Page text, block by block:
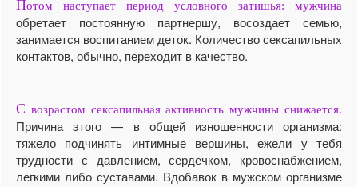
Потом наступает период условного затишья: мужчина
обретает постоянную партнершу, восоздает семью,
занимается воспитанием деток. Количество сексапильных
контактов, обычно, переходит в качество.
С возрастом сексапильная активность мужчины снижается.
Причина этого — в общей изношенности организма:
тяжело подчинять интимные вершины, ежели у тебя
трудности с давлением, сердечком, кровоснабжением,
легкими либо суставами. Вдобавок в мужском организме